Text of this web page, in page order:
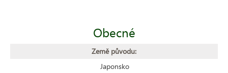
Obecné
Země původu:
Japonsko